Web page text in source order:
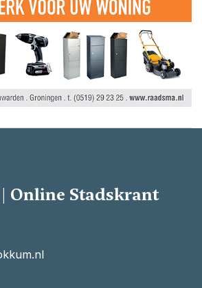
Online Stadskrant